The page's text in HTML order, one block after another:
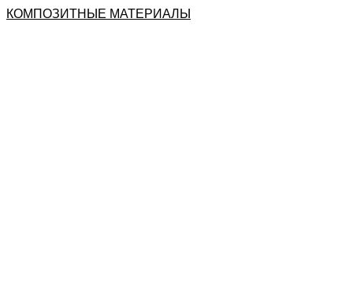
КОМПОЗИТНЫЕ МАТЕРИАЛЫ